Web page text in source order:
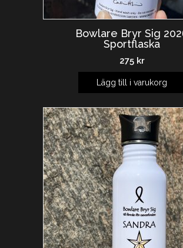
Bowlare Bryr Sig
Sportflaska
275 kr
Lägg till i varukorg